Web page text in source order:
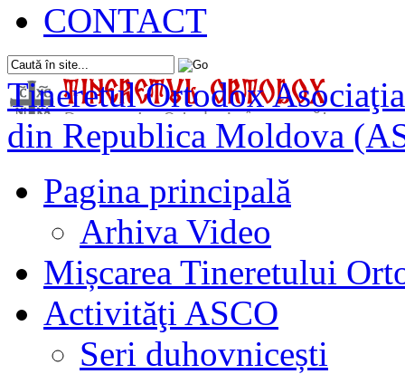
CONTACT
Tineretul Ortodox
din Republica Moldova
Pagina principală
Arhiva Video
Mișcarea Tineretului
Activităţi ASCO
Seri duhovnicești